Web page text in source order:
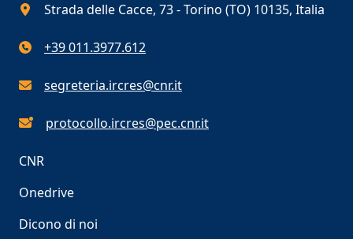
Strada delle Cacce, 73 - Torino (TO) 10135, Italia
+39 011.3977.612
segreteria.ircres@cnr.it
protocollo.ircres@pec.cnr.it
CNR
Onedrive
Dicono di noi